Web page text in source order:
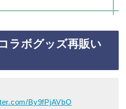
ラボグッズ再販い
By9fPjAVbO